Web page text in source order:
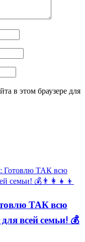
в этом браузере для
ТАК всю
всей семьи! 💰